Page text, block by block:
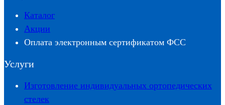
Каталог
Акции
Оплата электронным сертификатом ФСС
Услуги
Изготовление индивидуальных ортопедических
стелек